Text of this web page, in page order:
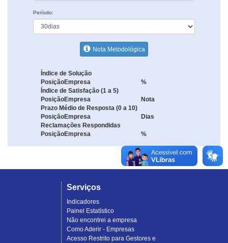
Período:
Nota Metodológica
Índice de Solução
PosiçãoEmpresa
%
Índice de Satisfação (1 a 5)
PosiçãoEmpresa
Nota
Prazo Médio de Resposta (0 a 10)
PosiçãoEmpresa
Dias
Reclamações Respondidas
PosiçãoEmpresa %
Serviços
Indicadores
Painel Estatístico
Não encontrei a empresa
Como Aderir - Empresas
Acesso Restrito para Gestores e